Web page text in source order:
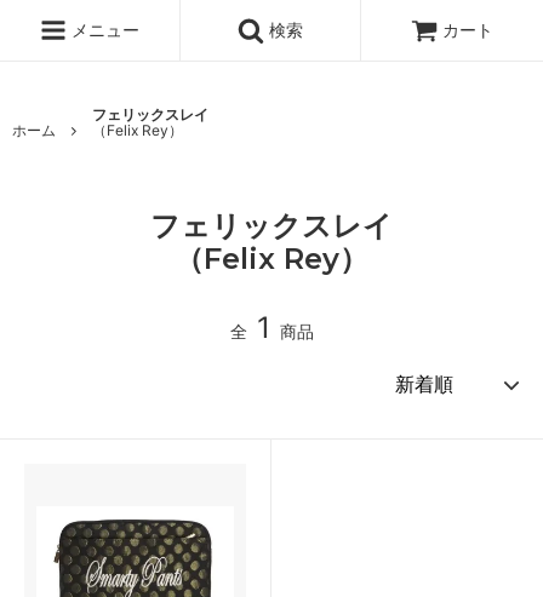
メニュー 検索 カート
ホーム
フェリックスレイ
（Felix Rey）
フェリックスレイ
（Felix Rey）
全 1 商品